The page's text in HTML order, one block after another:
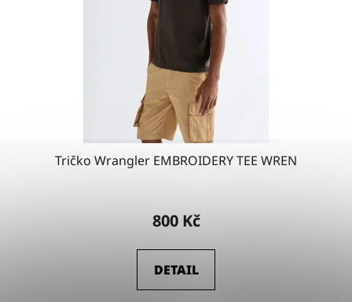
Tričko Wrangler EMBROIDERY TEE WREN
800 Kč
DETAIL